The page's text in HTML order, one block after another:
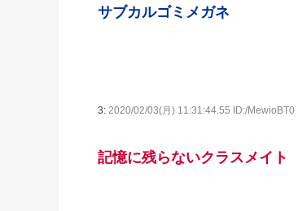
サブカルゴミメガネ
3: 2020/02/03(月) 11:31:44.55 ID:/MewioBT0
記憶に残らないクラスメイト